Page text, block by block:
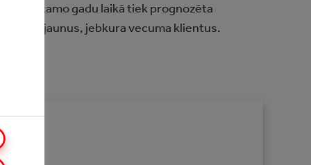
nākamo gadu laikā tiek prognozēta
jaunus, jebkura vecuma klientus.